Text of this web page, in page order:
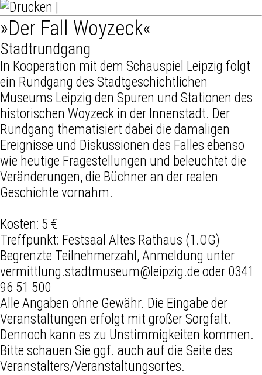
»Der Fall Woyzeck«
Stadtrundgang
In Kooperation mit dem Schauspiel Leipzig folgt
ein Rundgang des Stadtgeschichtlichen
Museums Leipzig den Spuren und Stationen des
historischen Woyzeck in der Innenstadt. Der
Rundgang thematisiert dabei die damaligen
Ereignisse und Diskussionen des Falles ebenso
wie heutige Fragestellungen und beleuchtet die
Veränderungen, die Büchner an der realen
Geschichte vornahm.
Kosten: 5 €
Treffpunkt: Festsaal Altes Rathaus (1.OG)
Begrenzte Teilnehmerzahl, Anmeldung unter
vermittlung.stadtmuseum@leipzig.de oder 0341
96 51 500
Alle Angaben ohne Gewähr. Die Eingabe der
Veranstaltungen erfolgt mit großer Sorgfalt.
Dennoch kann es zu Unstimmigkeiten kommen.
Bitte schauen Sie ggf. auch auf die Seite des
Veranstalters/Veranstaltungsortes.